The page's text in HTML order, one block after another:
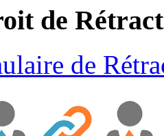
de
de